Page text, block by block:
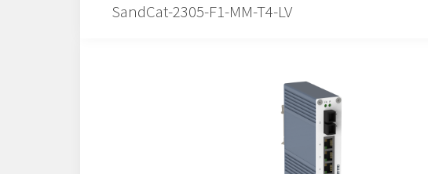
SandCat-2305-F1-MM-T4-LV